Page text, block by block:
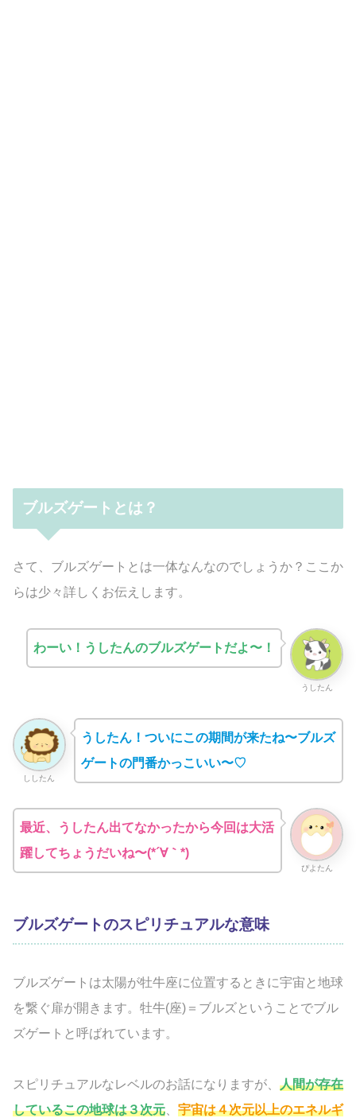
ブルズゲートとは？
さて、ブルズゲートとは一体なんなのでしょうか？ここか
らは少々詳しくお伝えします。
うしたん
わーい！うしたんのブルズゲートだよ〜！
ししたん
うしたん！ついにこの期間が来たね〜ブルズ
ゲートの門番かっこいい〜♡
ぴよたん
最近、うしたん出てなかったから今回は大活
躍してちょうだいね〜(*´∀｀*)
ブルズゲートのスピリチュアルな意味
ブルズゲートは太陽が牡牛座に位置するときに宇宙と地球
を繋ぐ扉が開きます。牡牛(座)＝ブルズということでブル
ズゲートと呼ばれています。
スピリチュアルなレベルのお話になりますが、 人間が存在
しているこの地球は３次元、 宇宙は４次元以上のエネルギ